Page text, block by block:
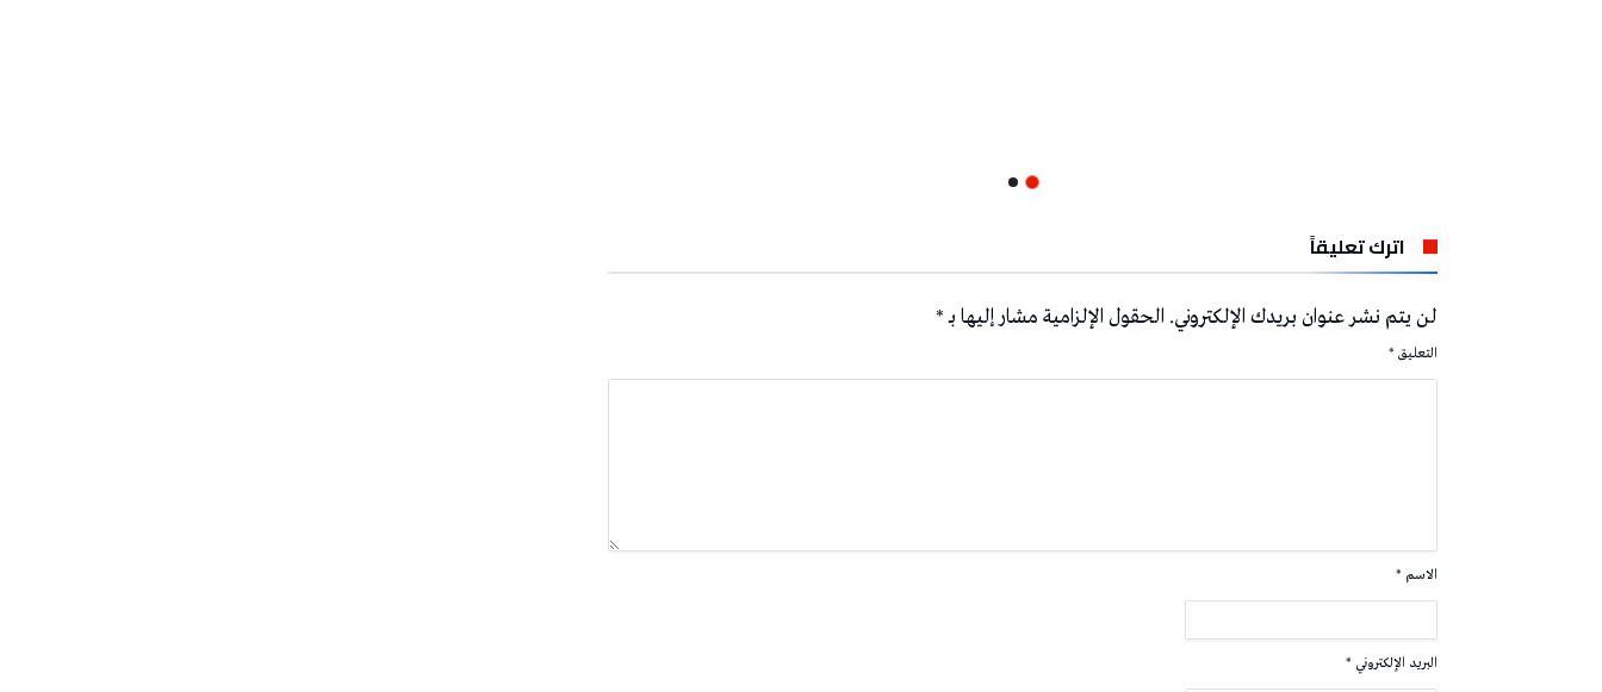
اترك تعليقاً
لن يتم نشر عنوان بريدك الإلكتروني. الحقول الإلزامية مشار إليها بـ*
التعليق *
الاسم *
البريد الإلكتروني *